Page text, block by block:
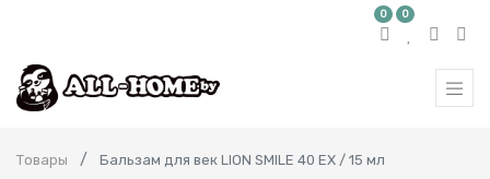
0 0
Товары Бальзам для век LION SMILE 40 EX / 15 мл